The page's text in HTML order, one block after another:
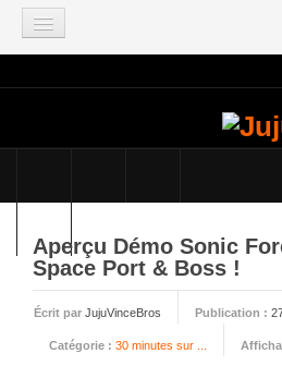
E3 2021
Faisons le point
Aperçu Démo Sonic
Space Port & Boss !
Écrit par JujuVinceBros Publication :
Catégorie : 30 minutes sur ...